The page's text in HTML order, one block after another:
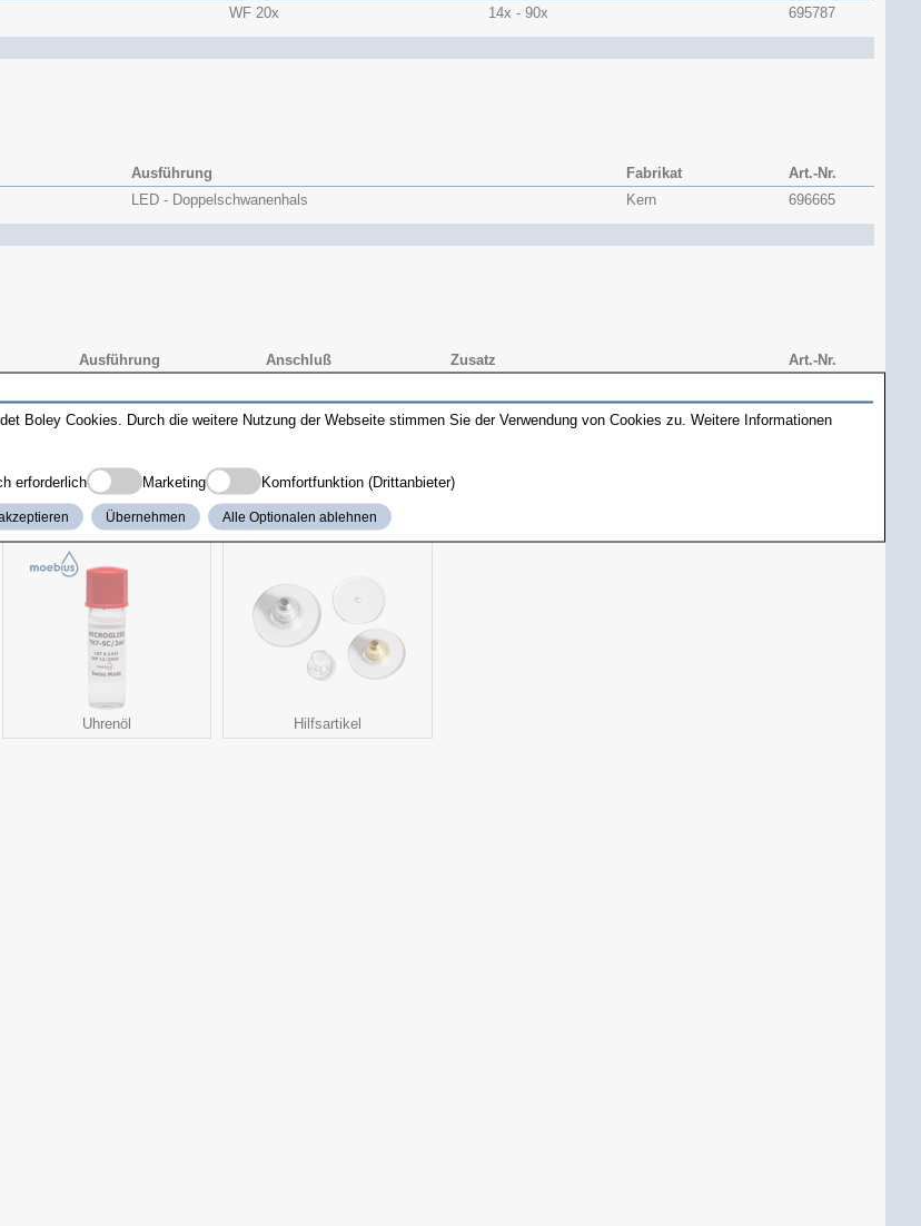
WF 20x 14x - 90x 695787
Ausführung Fabrikat
Art.-Nr.
LED - Doppelschwanenhals Kern 696665
Ausführung Anschluß Zusatz
Art.-Nr.
UHD-4K HDMI / USB mit integrierer Software
696670
Uhrenöl Hilfsartikel
Boley Cookies. Durch die weitere Nutzung der Webseite stimmen Sie der Verwendung von Cookies zu. Weitere Informationen
erforderlich Marketing Komfortfunktion (Drittanbieter)
Übernehmen Alle Optionalen ablehnen